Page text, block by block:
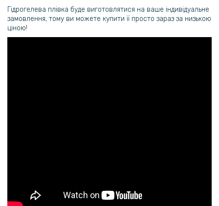
Гідрогелева плівка буде виготовлятися на ваше індивідуальне
замовлення, тому ви можете купити її просто зараз за низькою
ціною!